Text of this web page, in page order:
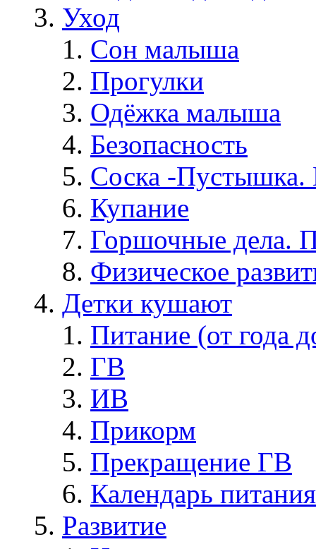
Уход
Сон малыша
Прогулки
Одёжка малыша
Безопасность
Соска -
Купание
Горшочные дела.
Физическое
Детки кушают
Питание (от года
ГВ
ИВ
Прикорм
Прекращение ГВ
Календарь питания
Развитие